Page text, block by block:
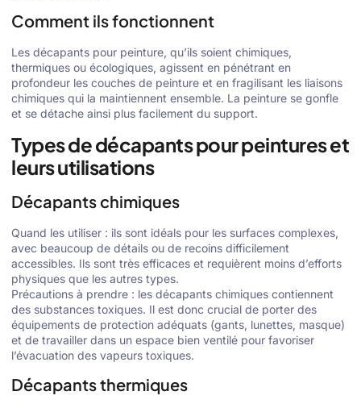
Comment ils fonctionnent
Les décapants pour peinture, qu’ils soient chimiques,
thermiques ou écologiques, agissent en pénétrant en
profondeur les couches de peinture et en fragilisant les liaisons
chimiques qui la maintiennent ensemble. La peinture se gonfle
et se détache ainsi plus facilement du support.
Types de décapants pour peintures et
leurs utilisations
Décapants chimiques
Quand les utiliser : ils sont idéals pour les surfaces complexes,
avec beaucoup de détails ou de recoins difficilement
accessibles. Ils sont très efficaces et requièrent moins d’efforts
physiques que les autres types.
Précautions à prendre : les décapants chimiques contiennent
des substances toxiques. Il est donc crucial de porter des
équipements de protection adéquats (gants, lunettes, masque)
et de travailler dans un espace bien ventilé pour favoriser
l’évacuation des vapeurs toxiques.
Décapants thermiques